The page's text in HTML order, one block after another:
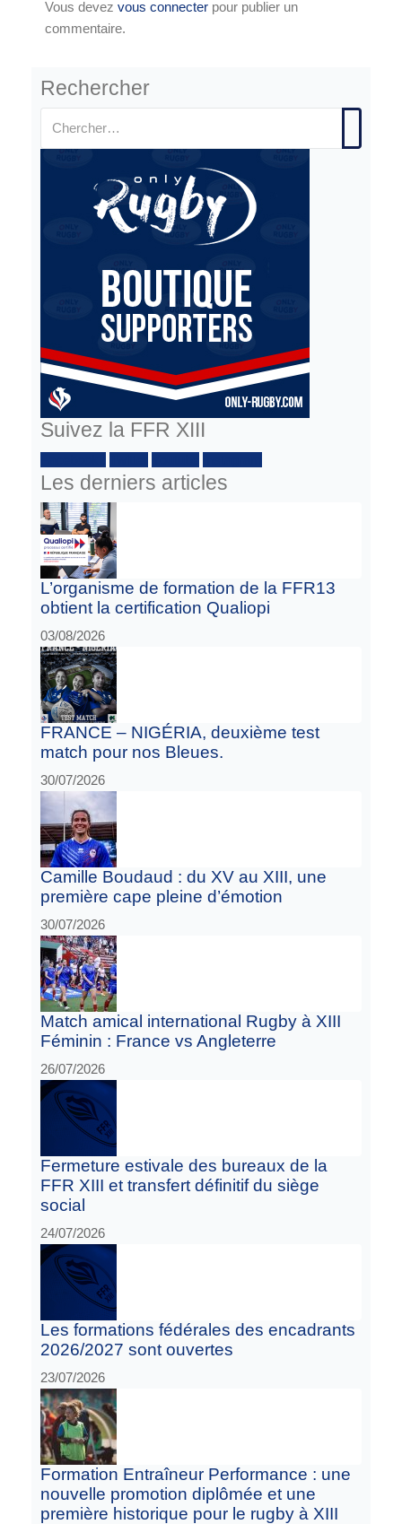
Vous devez vous connecter pour publier un
commentaire.
Rechercher
Suivez la FFR XIII
Les derniers articles
L’organisme de formation de la FFR13
obtient la certification Qualiopi
03/08/2026
FRANCE – NIGÉRIA, deuxième test
match pour nos Bleues.
30/07/2026
Camille Boudaud : du XV au XIII, une
première cape pleine d’émotion
30/07/2026
Match amical international Rugby à XIII
Féminin : France vs Angleterre
26/07/2026
Fermeture estivale des bureaux de la
FFR XIII et transfert définitif du siège
social
24/07/2026
Les formations fédérales des encadrants
2026/2027 sont ouvertes
23/07/2026
Formation Entraîneur Performance : une
nouvelle promotion diplômée et une
première historique pour le rugby à XIII